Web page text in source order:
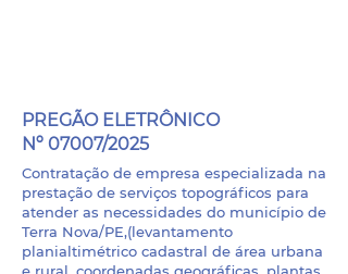
PREGÃO ELETRÔNICO
Nº 07007/2025
Contratação de empresa especializada na
prestação de serviços topográficos para
atender as necessidades do município de
Terra Nova/PE,(levantamento
planialtimétrico cadastral de área urbana